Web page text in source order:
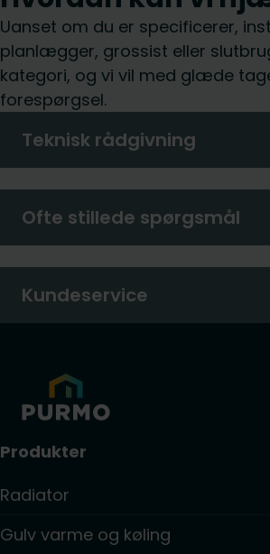
Uanset om du er specificerer,
planlægger, grossist eller
kategori, og vi vil med glæde
forespørgsel.
Teknisk rådgivning
Ofte stillede spørgsmål
Kundeservice
Produkter
Radiator
Gulv varme og køling